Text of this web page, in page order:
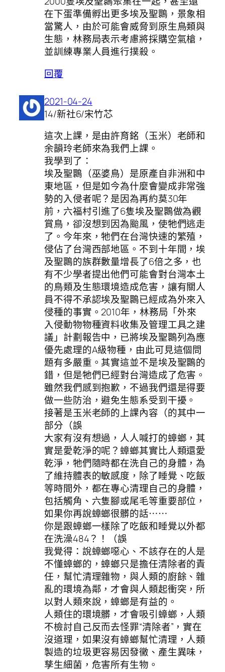
在下蛋準備孵出更多埃及聖䴉，景象相
當驚人，由於可能會威脅到原生鳥類與
生態，林務局表示考慮將採購空氣槍，
並訓練專業人員進行撲殺。
回覆
2021-04-24
14/新社6/宋竹芯
這次上課，是由許育銘（玉米）老師和
余韻玲老師來為我們上課。
我學到了：
埃及聖䴉（巫婆鳥）是原產自非洲和中
東地區，但是如今為什麼會變成非常強
勢的入侵者呢？是因為再約莫30年
前，六福村引進了6隻埃及聖䴉做為觀
賞鳥，卻沒想到因為颱風，使牠們逃走
了。今年來，牠們在台灣快速的繁殖，
侵佔了台灣西部地區。不到十年間，埃
及聖䴉的族群數量增長了6倍之多，也
有不少學者提出他們可能會對台灣本土
的鳥類及生態環境造成危害，讓有關人
員不得不承認埃及聖䴉已經成為外來入
侵種的事實。2010年，林務局「外來
入侵動物物種資料收集及管理工具之建
議」計劃報告中，已將埃及聖䴉列為應
優先處理的A級物種，由此可見這個問
題有多嚴重。其實這並不是埃及聖䴉的
錯，但是牠們已經對台灣造成了危害。
雖然我們感到抱歉，不過我們還是得要
做一些防治，避免生態系受到干擾。
接著是玉米老師的上課內容（的其中一
部分（誤
大家有沒有想過，人人喊打的蟑螂，其
實是愛乾淨的呢？蟑螂其實比人類還愛
乾淨，牠們隨時都在洗自己的身體，為
了維持體表的敏感度，除了睡覺、吃飯
等時間外，都在專心清理自己的身體，
包括觸角、六隻腳或尾毛等重要部位，
如果你再說蟑螂很髒的話⋯⋯
你是跟蟑螂一樣除了吃飯和睡覺以外都
在洗澡484？！（誤
我覺得：說蟑螂噁心、不該存在的人是
不懂蟑螂的，蟑螂只是擔任清除者的責
任，幫忙清理雜物，與人類的廚餘、雜
亂的環境為鄰，才會與人類起衝突，所
以對人類來說，蟑螂是有益的。
人類住的環境髒，才會吸引蟑螂，人類
不檢討自己反而去怪罪“清除者”，實在
沒道理，如果沒有蟑螂幫忙清理，人類
製造的垃圾更容易因發黴、產生異味，
孳生細菌，危害所有生物。